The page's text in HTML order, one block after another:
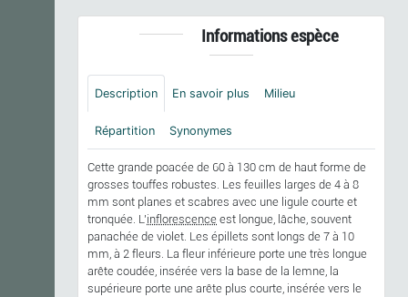
Informations espèce
Description En savoir plus Milieu
Répartition Synonymes
Cette grande poacée de 60 à 130 cm de haut forme de
grosses touffes robustes. Les feuilles larges de 4 à 8
mm sont planes et scabres avec une ligule courte et
tronquée. L'inflorescence est longue, lâche, souvent
panachée de violet. Les épillets sont longs de 7 à 10
mm, à 2 fleurs. La fleur inférieure porte une très longue
arête coudée, insérée vers la base de la lemne, la
supérieure porte une arête plus courte, insérée vers le